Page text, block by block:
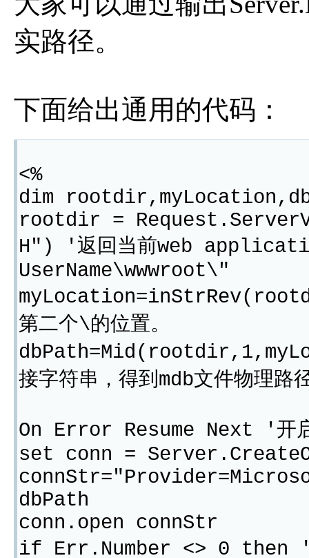
实路径。
下面给出通用的代码：
<%
dim
rootdir =
H") '返回当前web
UserName\wwwroot\"
第二个\的位置。
接字符串，得到mdb文件物理路
On Error Resume Next '开启
set conn =
dbPath
conn.open connStr
if Err.Number <> 0 then '